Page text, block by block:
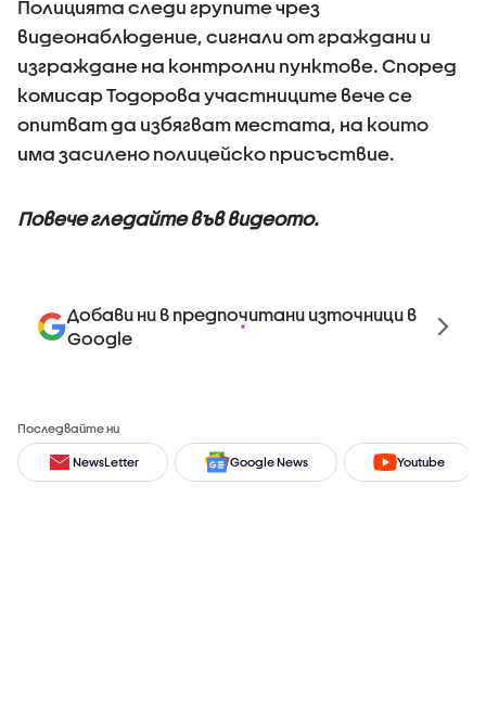
Полицията следи групите чрез
видеонаблюдение, сигнали от граждани и
изграждане на контролни пунктове. Според
комисар Тодорова участниците вече се
опитват да избягват местата, на които
има засилено полицейско присъствие.
Повече гледайте във видеото.
Добави ни в предпочитани източници в
Google
Последвайте ни
NewsLetter Google News Youtube